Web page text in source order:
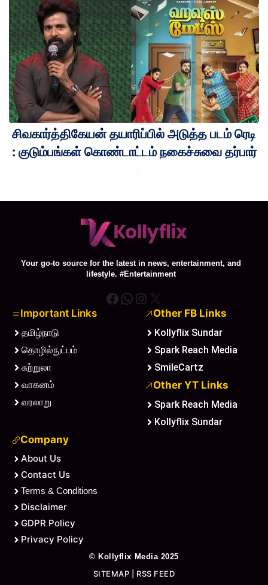
சிவகார்த்திகேயன் தயாரிப்பில் அடுத்த படம் ரெடி
: குடும்பங்கள் கொண்டாட்டம் நகைச்சுவை தர்பார்
Your go-to source for the latest in news, entertainment, and
lifestyle. #Entertainment
Facebook
WhatsApp
Instagram
X
Important Links
தமிழ்நாடு
தொழில்நுட்பம்
சுற்றுலா
வாகனம்
வரலாறு
Other FB Links
Kollyflix Sundar
Spark Reach Media
SmileCartz
Other YT Links
Spark Reach Media
Kollyflix Sundar
Company
About Us
Contact Us
Terms & Conditions
Disclaimer
GDPR Policy
Privacy Policy
© Kollyflix Media2025
SITEMAP RSS FEED